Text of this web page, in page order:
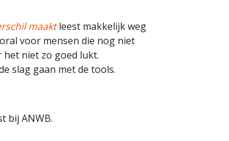
maaktleest makkelijk weg
voor mensen die nog niet
niet zo goed lukt.
slag gaan met de tools.
bij ANWB.